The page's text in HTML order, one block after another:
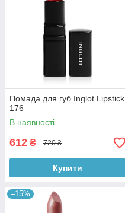
Помада для губ Inglot Lipstick
176
В наявності
612 ₴ 720 ₴
Купити
–15%